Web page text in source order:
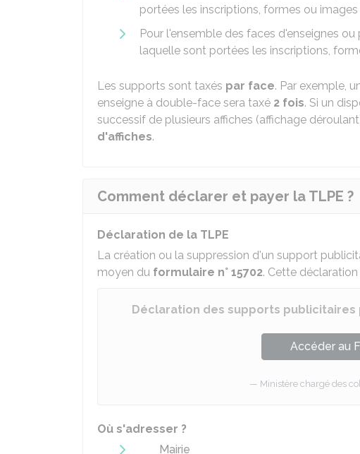
portées les inscriptions, formes ou images
Pour l'ensemble des faces d'enseignes
laquelle sont portées les inscriptions,
Les supports sont taxés par face. Par exemple,
enseigne à double-face sera taxé 2 fois. Si un
successif de plusieurs affiches (affichage
d'affiches.
Comment déclarer et payer la TLPE ?
Déclaration de la TLPE
La création ou la suppression d'un support
moyen du formulaire n° 15702. Cette
Déclaration des supports publicitaires
Accéder au
Ministère chargé des
Où s'adresser ?
Mairie